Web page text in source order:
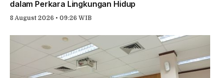
dalam Perkara Lingkungan Hidup
8 August 2026 • 09:26 WIB